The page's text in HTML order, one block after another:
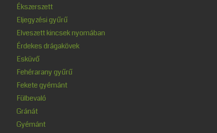
Ékszerszett
Eljegyzési gyűrű
Elveszett kincsek nyomában
Érdekes drágakövek
Esküvő
Fehérarany gyűrű
Fekete gyémánt
Fülbevaló
Gránát
Gyémánt